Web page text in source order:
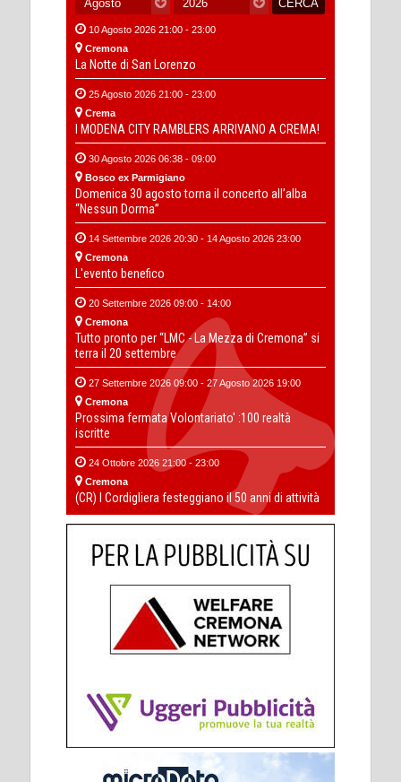
10 Agosto 2026 21:00 - 23:00
Cremona
La Notte di San Lorenzo
25 Agosto 2026 21:00 - 23:00
Crema
I MODENA CITY RAMBLERS ARRIVANO A CREMA!
30 Agosto 2026 06:38 - 09:00
Bosco ex Parmigiano
Domenica 30 agosto torna il concerto all’alba
“Nessun Dorma”
14 Settembre 2026 20:30 - 14 Agosto 2026 23:00
Cremona
L'evento benefico
20 Settembre 2026 09:00 - 14:00
Cremona
Tutto pronto per “LMC - La Mezza di Cremona” si
terra il 20 settembre
27 Settembre 2026 09:00 - 27 Agosto 2026 19:00
Cremona
Prossima fermata Volontariato' :100 realtà
iscritte
24 Ottobre 2026 21:00 - 23:00
Cremona
(CR) I Cordigliera festeggiano il 50 anni di attività